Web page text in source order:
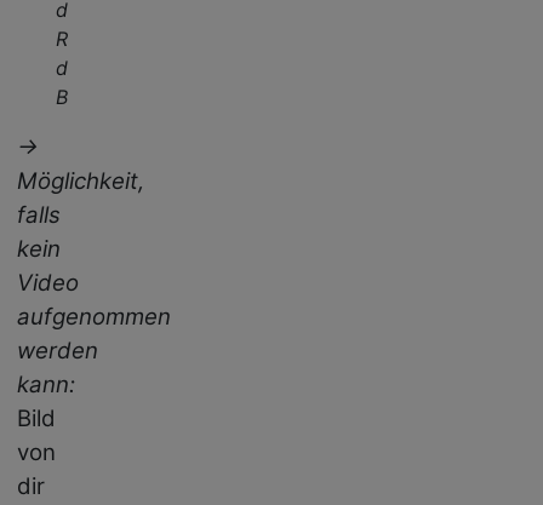
den
Rändern
des
Bildausschnitts
→
Möglichkeit,
falls
kein
Video
aufgenommen
werden
kann:
Bild
von
dir